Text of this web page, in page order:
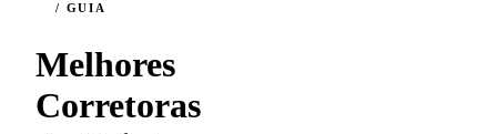
/ GUIA
Melhores
Corretoras